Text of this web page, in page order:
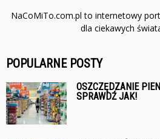
NaCoMiTo.com.pl to internetowy
dla ciekawych
POPULARNE POSTY
OSZCZĘDZANIE
SPRAWDŹ JAK!